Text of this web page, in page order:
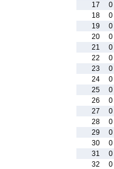
17
0
18
0
19
0
20
0
21
0
22
0
23
0
24
0
25
0
26
0
27
0
28
0
29
0
30
0
31
0
32
0